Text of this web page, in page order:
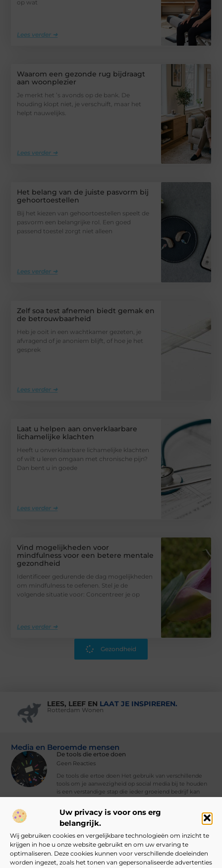
Uw privacy is voor ons erg
belangrijk.
Wij gebruiken cookies en vergelijkbare technologieën om inzicht te
krijgen in hoe u onze website gebruikt en om uw ervaring te
optimaliseren. Deze cookies kunnen voor verschillende doeleinden
worden ingezet, zoals het tonen van gepersonaliseerde advertenties
op wat
Lees verder ➜
Waarom een gezonde rug bijdraagt
aan woonplezier
Je merkt het ’s avonds op de bank. De
houding klopt niet, je verschuift, maar het
helpt nauwelijks.
Lees verder ➜
Het belang van de juiste pasvorm bij
gehoortoestellen
Bij het kiezen van gehoortoestellen speelt de
pasvorm een belangrijke rol. Een goed
passend toestel zorgt niet alleen
Lees verder ➜
Zelf soa test afnemen biedt gemak en
de betrouwbaarheid
Heb je ooit in een wachtkamer gezeten, je
afvragend of je anoniem blijft, of hoe je het
gesprek
Lees verder ➜
Laat u helpen aan onverklaarbare
lichamelijke klachten
Heeft u onverklaarbare lichamelijke klachten
of wilt u leren omgaan met chronische pijn?
Dan bent u in goede
Lees verder ➜
Vind mogelijkheden voor
mindfulness voor een betere mentale
gezondheid
Identificeer gedurende de dag mogelijkheden
om mindfulness te oefenen. Stel je de
volgende situatie voor: Concentreer je op
Lees verder ➜
Gezondheid
LEES, LEEF EN LAAT JE INSPIREREN.
Rotterdam Wonen
Media en Beroemde mensen
De tools die ertoe doen
Geen Reacties
De tools die ertoe doen Het gebruik van verschillende
tools om je aanwezigheid op social media bij te houden
is een verstandige stap die ieder groeiend bedrijf kan
Vind Ons Hier :
Beroemdheden Uit de Media Partners Over ons Ons team